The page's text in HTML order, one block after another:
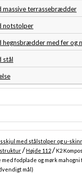
massive terrassebrædder
notstolper
hegnsbrædder med fer og
stål
med stålstolper og u-
/Højde 112 /K2
fodplade og mørk
mål)